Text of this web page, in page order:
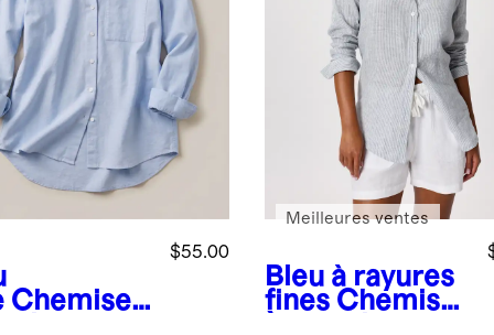
Chemise
$55.00
Bleu à rayures
fines Chemise
Meilleures ventes